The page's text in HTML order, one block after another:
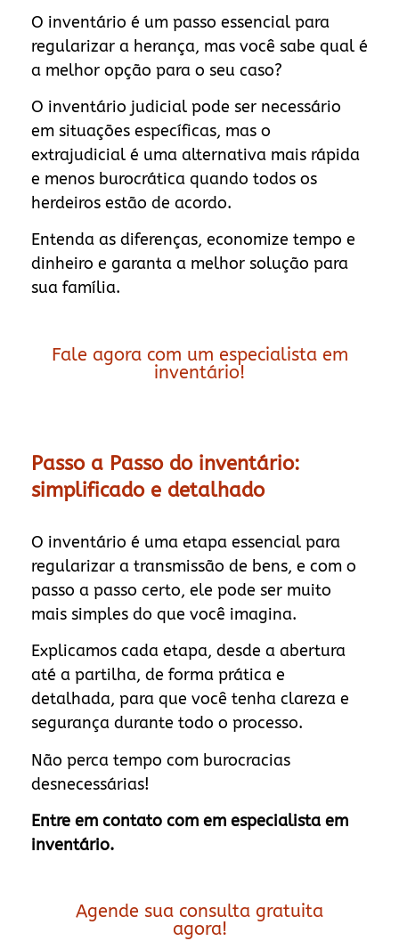
O inventário é um passo essencial para
regularizar a herança, mas você sabe qual é
a melhor opção para o seu caso?
O inventário judicial pode ser necessário
em situações específicas, mas o
extrajudicial é uma alternativa mais rápida
e menos burocrática quando todos os
herdeiros estão de acordo.
Entenda as diferenças, economize tempo e
dinheiro e garanta a melhor solução para
sua família.
Fale agora com um especialista em
inventário!
Passo a Passo do inventário:
simplificado e detalhado
O inventário é uma etapa essencial para
regularizar a transmissão de bens, e com o
passo a passo certo, ele pode ser muito
mais simples do que você imagina.
Explicamos cada etapa, desde a abertura
até a partilha, de forma prática e
detalhada, para que você tenha clareza e
segurança durante todo o processo.
Não perca tempo com burocracias
desnecessárias!
Entre em contato com em especialista em
inventário.
Agende sua consulta gratuita
agora!